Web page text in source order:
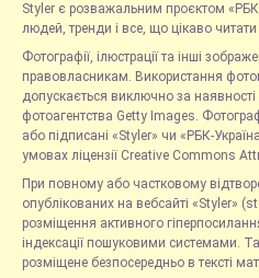
Styler є розважальним проєктом
людей, тренди і все, що цікаво
Фотографії, ілюстрації та інші
правовласникам. Використання
допускається виключно за
фотоагентства Getty Images.
або підписані «Styler» чи «РБК-
умовах ліцензії Creative Commons
При повному або частковому
опублікованих на вебсайті «Styler»
розміщення активного
індексації пошуковими системами.
розміщене безпосередньо в тексті